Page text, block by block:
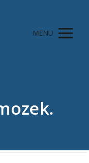
MENU